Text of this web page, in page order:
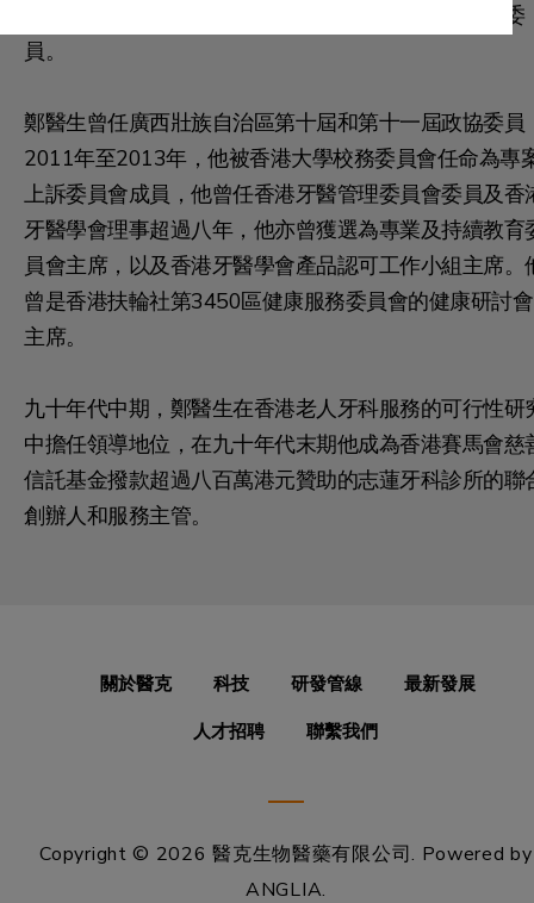
道教清松觀的顧問和香港聖雅各福群會衛生服務諮詢委
員。
鄭醫生曾任廣西壯族自治區第十屆和第十一屆政協委員
2011年至2013年，他被香港大學校務委員會任命為專
上訴委員會成員，他曾任香港牙醫管理委員會委員及香
牙醫學會理事超過八年，他亦曾獲選為專業及持續教育
員會主席，以及香港牙醫學會產品認可工作小組主席。
曾是香港扶輪社第3450區健康服務委員會的健康研討會
主席。
九十年代中期，鄭醫生在香港老人牙科服務的可行性研
中擔任領導地位，在九十年代末期他成為香港賽馬會慈
信託基金撥款超過八百萬港元贊助的志蓮牙科診所的聯
創辦人和服務主管。
關於醫克 科技 研發管線
最新發展
人才招聘
聯繫我們
Copyright © 2026 醫克生物醫藥有限公司. Powered by
ANGLIA.